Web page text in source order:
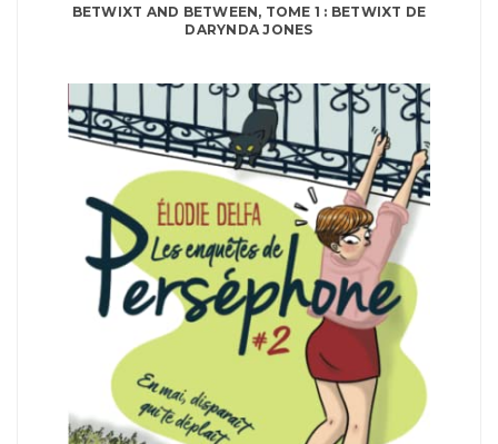
BETWIXT AND BETWEEN, TOME 1 : BETWIXT DE
DARYNDA JONES